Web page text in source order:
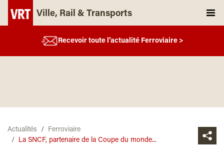
Ville, Rail & Transports
Recevoir toute l’actualité Ferroviaire >
Actualités
Ferroviaire
La SNCF, partenaire de la Coupe du monde...